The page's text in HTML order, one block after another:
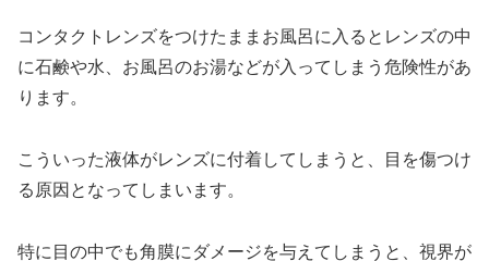
コンタクトレンズをつけたままお風呂に入るとレンズの中
に石鹸や水、お風呂のお湯などが入ってしまう危険性があ
ります。
こういった液体がレンズに付着してしまうと、目を傷つけ
る原因となってしまいます。
特に目の中でも角膜にダメージを与えてしまうと、視界が